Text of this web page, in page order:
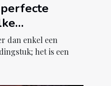
dan enkel een
het is een